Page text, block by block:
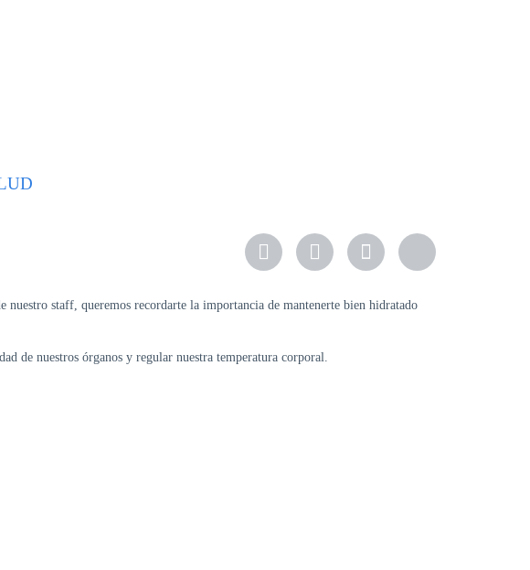
staff, queremos recordarte la importancia de mantenerte bien hidratado
de nuestros órganos y regular nuestra temperatura corporal.